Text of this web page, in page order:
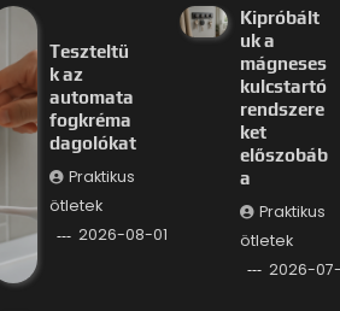
Teszteltü
k az
automata
fogkréma
dagolókat
Praktikus
ötletek
2026-08-01
Kipróbált
uk a
mágneses
kulcstartó
rendszere
ket
előszobáb
a
Praktikus
ötletek
2026-